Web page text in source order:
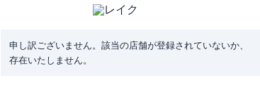
申し訳ございません。該当の店舗が登録されていないか、
存在いたしません。